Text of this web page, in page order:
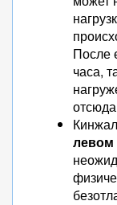
После
часа,
левом